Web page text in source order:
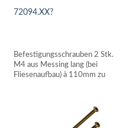
72094.XX?
Befestigungsschrauben 2 Stk.
M4 aus Messing lang (bei
Fliesenaufbau) à 110mm zu